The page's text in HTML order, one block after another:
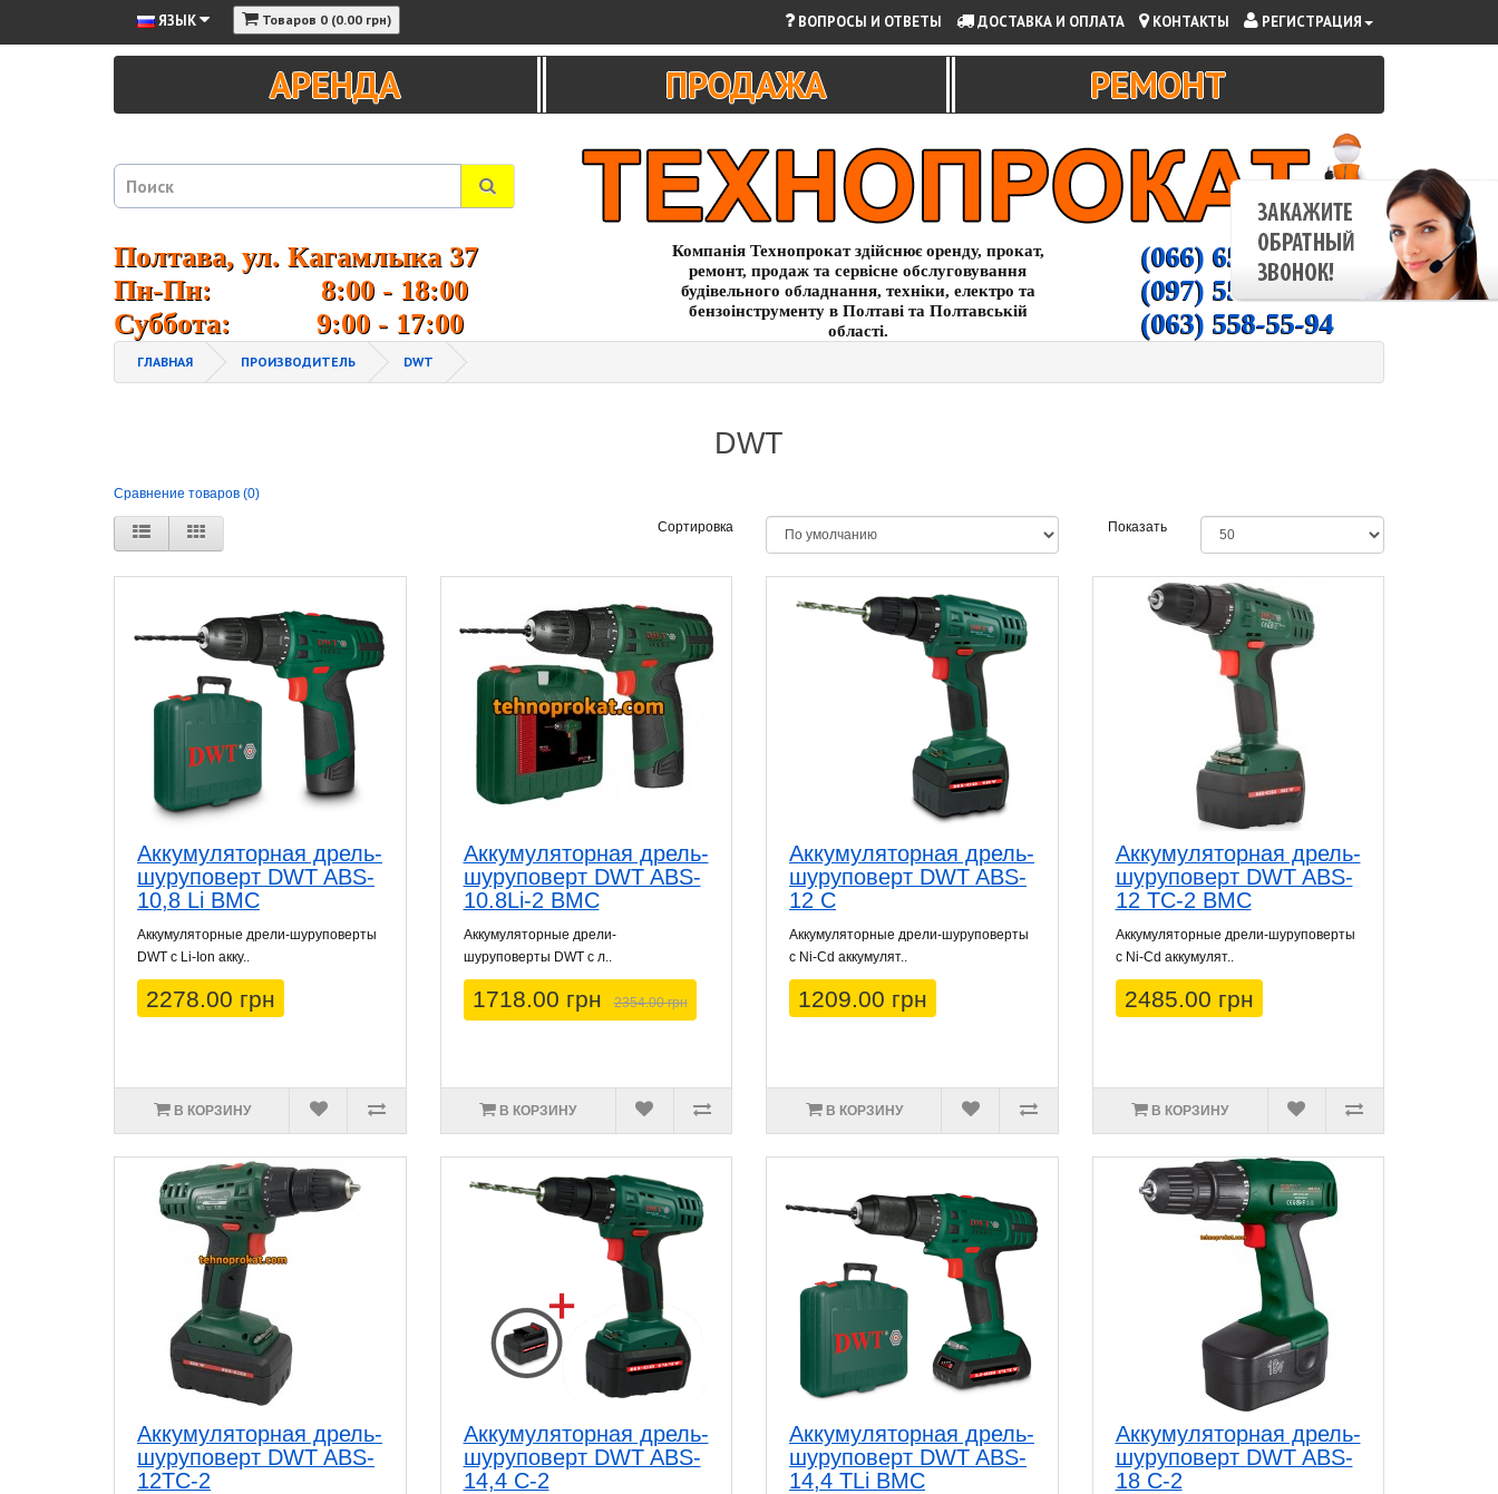
ЯЗЫК Товаров 0 (0.00 грн) ВОПРОСЫ И ОТВЕТЫ ДОСТАВКА И ОПЛАТА КОНТАКТЫ РЕГИСТРАЦИЯ
АРЕНДА ПРОДАЖА РЕМОНТ
Полтава, ул. Кагамлыка 37
Пн-Пн: 8:00 - 18:00
Суббота: 9:00 - 17:00
Компанія Технопрокат здійснює оренду, прокат,
ремонт, продаж та сервісне обслуговування
будівельного обладнання, техніки, електро та
бензоінструменту в Полтаві та Полтавській
області.
(066) 65-000-94
(097) 55-00-266
(063) 558-55-94
ГЛАВНАЯ ПРОИЗВОДИТЕЛЬ DWT
DWT
Сравнение товаров (0)
Сортировка Показать
Аккумуляторная дрель-
шуруповерт DWT ABS-
10,8 Li BMC
Аккумуляторные дрели-шуруповерты
DWT с Li-Ion акку..
2278.00 грн
В КОРЗИНУ
Аккумуляторная дрель-
шуруповерт DWT ABS-
10.8Li-2 BMC
Аккумуляторные дрели-
шуруповерты DWT с л..
1718.00 грн 2354.00 грн
В КОРЗИНУ
Аккумуляторная дрель-
шуруповерт DWT ABS-
12 C
Аккумуляторные дрели-шуруповерты
с Ni-Cd аккумулят..
1209.00 грн
В КОРЗИНУ
Аккумуляторная дрель-
шуруповерт DWT ABS-
12 TC-2 BMC
Аккумуляторные дрели-шуруповерты
с Ni-Cd аккумулят..
2485.00 грн
В КОРЗИНУ
Аккумуляторная дрель-
шуруповерт DWT ABS-
12TC-2
Аккумуляторная дрель-
шуруповерт DWT ABS-
14,4 C-2
Аккумуляторная дрель-
шуруповерт DWT ABS-
14,4 TLi BMC
Аккумуляторная дрель-
шуруповерт DWT ABS-
18 C-2